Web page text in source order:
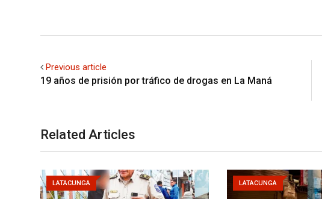
Previous article
19 años de prisión por tráfico de drogas en La Maná
Related Articles
LATACUNGA LATACUNGA